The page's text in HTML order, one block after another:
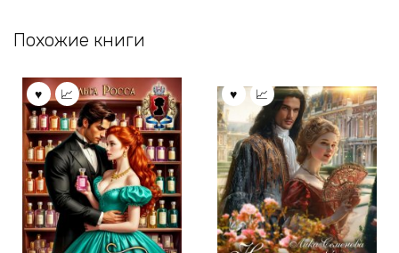
Похожие книги